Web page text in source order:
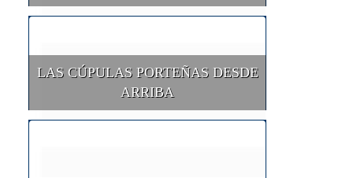
LAS CÚPULAS PORTEÑAS DESDE
ARRIBA